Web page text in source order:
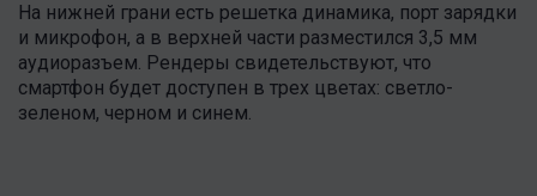
На нижней грани есть решетка динамика, порт зарядки
и микрофон, а в верхней части разместился 3,5 мм
аудиоразъем. Рендеры свидетельствуют, что
смартфон будет доступен в трех цветах: светло-
зеленом, черном и синем.